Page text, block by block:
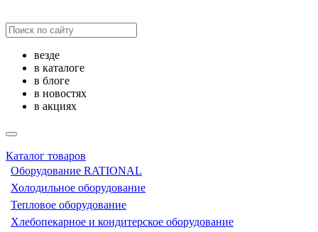
везде
в каталоге
в блоге
в новостях
в акциях
Каталог товаров
Оборудование RATIONAL
Холодильное оборудование
Тепловое оборудование
Хлебопекарное и кондитерское оборудование